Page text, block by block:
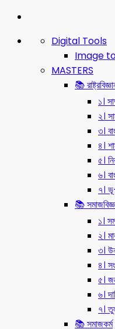
Digital Tools
Image
MASTERS
📚
১।
২।
৩।
৪।
৫।
৬।
৭।
📚
১।
২।
৩।
৪।
৫।
৬।
৭।
📚 সমাজকর্ম